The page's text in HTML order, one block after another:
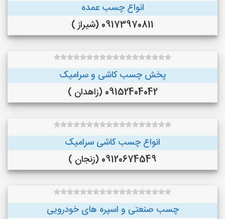
انواع چسب عمده
09173970811 (شیراز )
پخش چسب کاشی و سرامیک
09152404042 (زاهدان )
انواع چسب کاشی سرامیک
09120674549 (زنجان )
چسب صنعتی و اسپره های خودرویی